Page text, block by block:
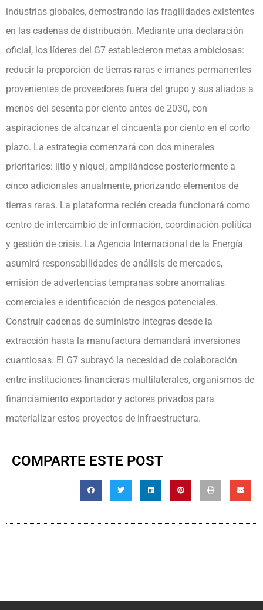
industrias globales, demostrando las fragilidades existentes
en las cadenas de distribución. Mediante una declaración
oficial, los líderes del G7 establecieron metas ambiciosas:
reducir la proporción de tierras raras e imanes permanentes
provenientes de proveedores fuera del grupo y sus aliados a
menos del sesenta por ciento antes de 2030, con
aspiraciones de alcanzar el cincuenta por ciento en el corto
plazo. La estrategia comenzará con dos minerales
prioritarios: litio y níquel, ampliándose posteriormente a
cinco adicionales anualmente, priorizando elementos de
tierras raras. La plataforma recién creada funcionará como
centro de intercambio de información, coordinación política
y gestión de crisis. La Agencia Internacional de la Energía
asumirá responsabilidades de análisis de mercados,
emisión de advertencias tempranas sobre anomalías
comerciales e identificación de riesgos potenciales.
Construir cadenas de suministro íntegras desde la
extracción hasta la manufactura demandará inversiones
cuantiosas. El G7 subrayó la necesidad de colaboración
entre instituciones financieras multilaterales, organismos de
financiamiento exportador y actores privados para
materializar estos proyectos de infraestructura.
COMPARTE ESTE POST